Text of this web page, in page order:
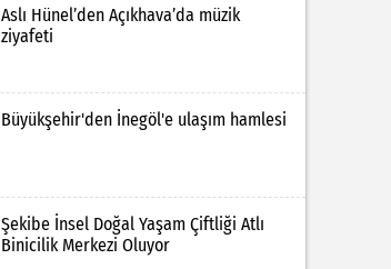
Aslı Hünel’den Açıkhava’da müzik
ziyafeti
Büyükşehir'den İnegöl'e ulaşım hamlesi
Şekibe İnsel Doğal Yaşam Çiftliği Atlı
Binicilik Merkezi Oluyor